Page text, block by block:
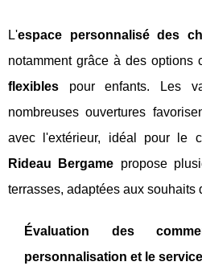
L'espace personnalisé des
notamment grâce à des options
flexibles pour enfants. Les
nombreuses ouvertures
avec l'extérieur, idéal pour le
Rideau Bergame propose
terrasses, adaptées aux souhaits
Évaluation des
personnalisation et le